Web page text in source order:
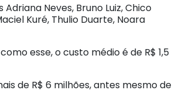
Neves, Bruno Luiz, Chico
Kuré, Thulio Duarte, Noara
esse, o custo médio é de R$ 1,5
de R$ 6 milhões, antes mesmo de